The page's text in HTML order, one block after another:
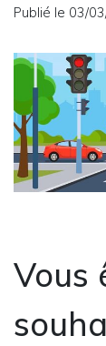
Publié le 03/
Vous